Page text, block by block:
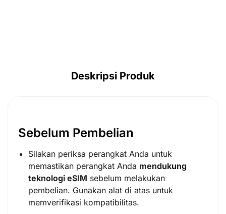
Deskripsi Produk
Sebelum Pembelian
Silakan periksa perangkat Anda untuk
memastikan perangkat Anda mendukung
teknologi eSIM sebelum melakukan
pembelian. Gunakan alat di atas untuk
memverifikasi kompatibilitas.